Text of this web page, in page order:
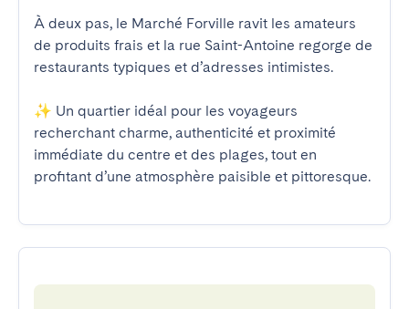
À deux pas, le Marché Forville ravit les amateurs
de produits frais et la rue Saint-Antoine regorge de
restaurants typiques et d’adresses intimistes.
✨ Un quartier idéal pour les voyageurs
recherchant charme, authenticité et proximité
immédiate du centre et des plages, tout en
profitant d’une atmosphère paisible et pittoresque.